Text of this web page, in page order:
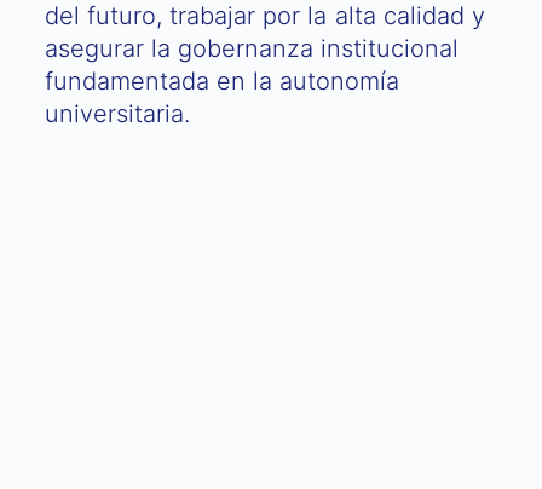
del futuro, trabajar por la alta calidad y
asegurar la gobernanza institucional
fundamentada en la autonomía
universitaria.